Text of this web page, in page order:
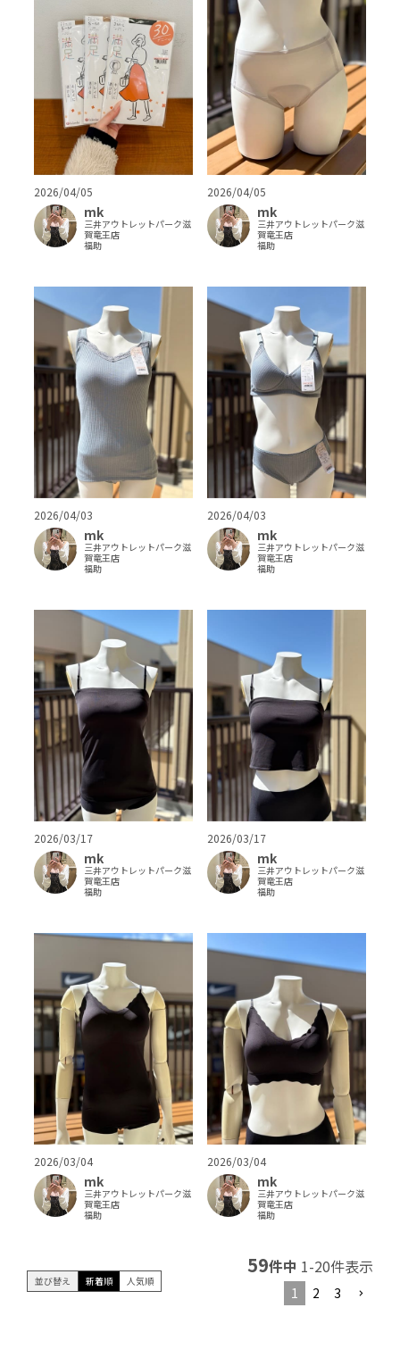
2026/04/05
mk
三井アウトレットパーク滋
賀竜王店
福助
2026/04/05
mk
三井アウトレットパーク滋
賀竜王店
福助
2026/04/03
mk
三井アウトレットパーク滋
賀竜王店
福助
2026/04/03
mk
三井アウトレットパーク滋
賀竜王店
福助
2026/03/17
mk
三井アウトレットパーク滋
賀竜王店
福助
2026/03/17
mk
三井アウトレットパーク滋
賀竜王店
福助
2026/03/04
mk
三井アウトレットパーク滋
賀竜王店
福助
2026/03/04
mk
三井アウトレットパーク滋
賀竜王店
福助
並び替え 新着順 人気順
59件中 1-20件表示
1 2 3